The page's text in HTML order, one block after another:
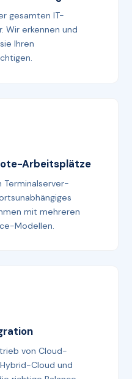
gesamten IT-
Wir erkennen und
Ihren
Arbeitsplätze
Terminalserver-
mit mehreren
Modellen.
von Cloud-
Cloud und